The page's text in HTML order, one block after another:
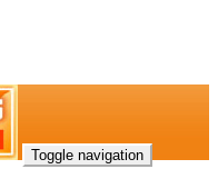
Toggle navigation